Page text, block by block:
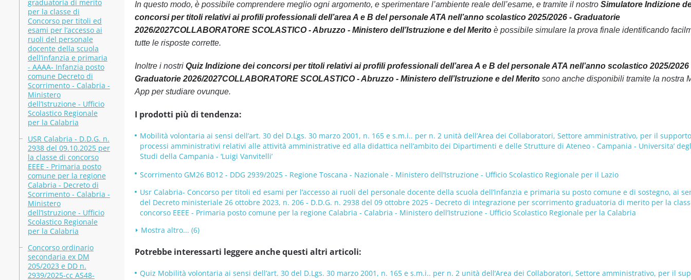
graduatoria di merito
per la classe di
Concorso per titoli ed
esami per l’accesso ai
ruoli del personale
docente della scuola
dell’infanzia e primaria
- AAAA- Infanzia posto
comune Decreto di
Scorrimento - Calabria -
Ministero
dell’Istruzione - Ufficio
Scolastico Regionale
per la Calabria
USR Calabria - D.D.G. n.
2938 del 09.10.2025 per
la classe di concorso
EEEE - Primaria posto
comune per la regione
Calabria - Decreto di
Scorrimento - Calabria -
Ministero
dell’Istruzione - Ufficio
Scolastico Regionale
per la Calabria
Concorso ordinario
secondaria ex DM
205/2023 e DD n.
2939/2025-cc AS48-
In questo modo, è possibile comprendere meglio ogni argomento, e sperimentare l’ambiente reale dell’esame, e tramite il nostro Simulatore Indizione
concorsi per titoli relativi ai profili professionali dell’area A e B del personale ATA nell’anno scolastico 2025/2026 - Graduatorie
2026/2027COLLABORATORE SCOLASTICO - Abruzzo - Ministero dell’Istruzione e del Meritoè possibile simulare la prova finale identificando
tutte le risposte corrette.
Inoltre i nostri Quiz Indizione dei concorsi per titoli relativi ai profili professionali dell’area A e B del personale ATA nell’anno scolastico 2025/2026
Graduatorie 2026/2027COLLABORATORE SCOLASTICO - Abruzzo - Ministero dell’Istruzione e del Meritosono anche disponibili tramite la nostra
App per studiare ovunque.
I prodotti più di tendenza:
Mobilità volontaria ai sensi dell’art. 30 del D.Lgs. 30 marzo 2001, n. 165 e s.m.i.. per n. 2 unità dell’Area dei Collaboratori, Settore amministrativo, per il
processi amministrativi relativi alle attività amministrative ed alla didattica nell’ambito dei Dipartimenti e delle Strutture di Ateneo - Campania - Universita’
Studi della Campania - ‘Luigi Vanvitelli’
Scorrimento GM26 B012 - DDG 2939/2025 - Regione Toscana - Nazionale - Ministero dell’Istruzione - Ufficio Scolastico Regionale per il Lazio
Usr Calabria- Concorso per titoli ed esami per l’accesso ai ruoli del personale docente della scuola dell’infanzia e primaria su posto comune e di sostegno, ai
del Decreto ministeriale 26 ottobre 2023, n. 206 - D.D.G. n. 2938 del 09 ottobre 2025 - Decreto di integrazione per scorrimento graduatoria di merito per la
concorso EEEE - Primaria posto comune per la regione Calabria - Calabria - Ministero dell’Istruzione - Ufficio Scolastico Regionale per la Calabria
Mostra altro... (6)
Potrebbe interessarti leggere anche questi altri articoli:
Quiz Mobilità volontaria ai sensi dell’art. 30 del D.Lgs. 30 marzo 2001, n. 165 e s.m.i.. per n. 2 unità dell’Area dei Collaboratori, Settore amministrativo, per il